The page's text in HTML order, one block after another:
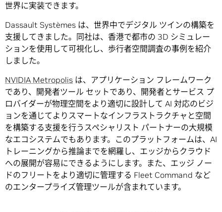
世界に実装できます。
Dassault Systèmes は、世界中でデジタル ツインの構築を
支援してきました。同社は、香港で都市の 3D シミュレー
ションを使用して可視化し、歩行者空間調査の事例を紹介
しました。
NVIDIA Metropolis は、アプリケーション フレームワーク
であり、開発者ツール セットであり、開発者とサービス プ
ロバイダーが物理空間をより適切に設計して AI 対応のビジ
ョンを通じてよりスマートなインフラストラクチャと空間
を構築する支援を行うスペシャリスト パートナーの大規模
なエコシステムでもあります。このプラットフォームは、AI
トレーニングから推論までを網羅し、エッジからクラウド
への展開が容易にできるようにします。また、エッジ ノー
ドのフリートをより適切に管理する Fleet Command など
のエンタープライズ管理ツールが含まれています。